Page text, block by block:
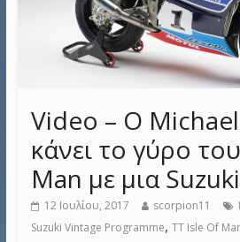
Video – Ο
κάνει το γύρο
Man με μια
12 Ιουλίου, 2017 scorpion11
Suzuki Vintage Programme, TT Isle Of